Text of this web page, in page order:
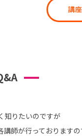
講
知りたいのですが
講師が行っております